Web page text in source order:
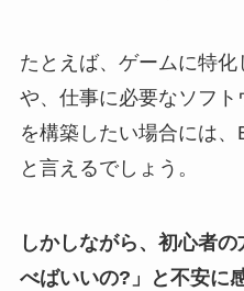
たとえば、ゲームに特
や、仕事に必要なソフ
を構築したい場合には
と言えるでしょう。
しかしながら、初心者
べばいいの?」と不安に